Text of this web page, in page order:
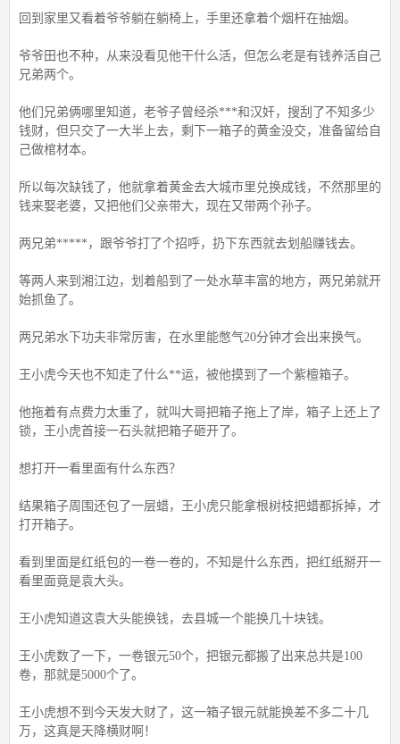
回到家里又看着爷爷躺在躺椅上，手里还拿着个烟杆在抽烟。
爷爷田也不种，从来没看见他干什么活，但怎么老是有钱养活自己
兄弟两个。
他们兄弟俩哪里知道，老爷子曾经杀***和汉奸，搜刮了不知多少
钱财，但只交了一大半上去，剩下一箱子的黄金没交，准备留给自
己做棺材本。
所以每次缺钱了，他就拿着黄金去大城市里兑换成钱，不然那里的
钱来娶老婆，又把他们父亲带大，现在又带两个孙子。
两兄弟*****，跟爷爷打了个招呼，扔下东西就去划船赚钱去。
等两人来到湘江边，划着船到了一处水草丰富的地方，两兄弟就开
始抓鱼了。
两兄弟水下功夫非常厉害，在水里能憋气20分钟才会出来换气。
王小虎今天也不知走了什么**运，被他摸到了一个紫檀箱子。
他拖着有点费力太重了，就叫大哥把箱子拖上了岸，箱子上还上了
锁，王小虎首接一石头就把箱子砸开了。
想打开一看里面有什么东西？
结果箱子周围还包了一层蜡，王小虎只能拿根树枝把蜡都拆掉，才
打开箱子。
看到里面是红纸包的一卷一卷的，不知是什么东西，把红纸掰开一
看里面竟是袁大头。
王小虎知道这袁大头能换钱，去县城一个能换几十块钱。
王小虎数了一下，一卷银元50个，把银元都搬了出来总共是100
卷，那就是5000个了。
王小虎想不到今天发大财了，这一箱子银元就能换差不多二十几
万，这真是天降横财啊！